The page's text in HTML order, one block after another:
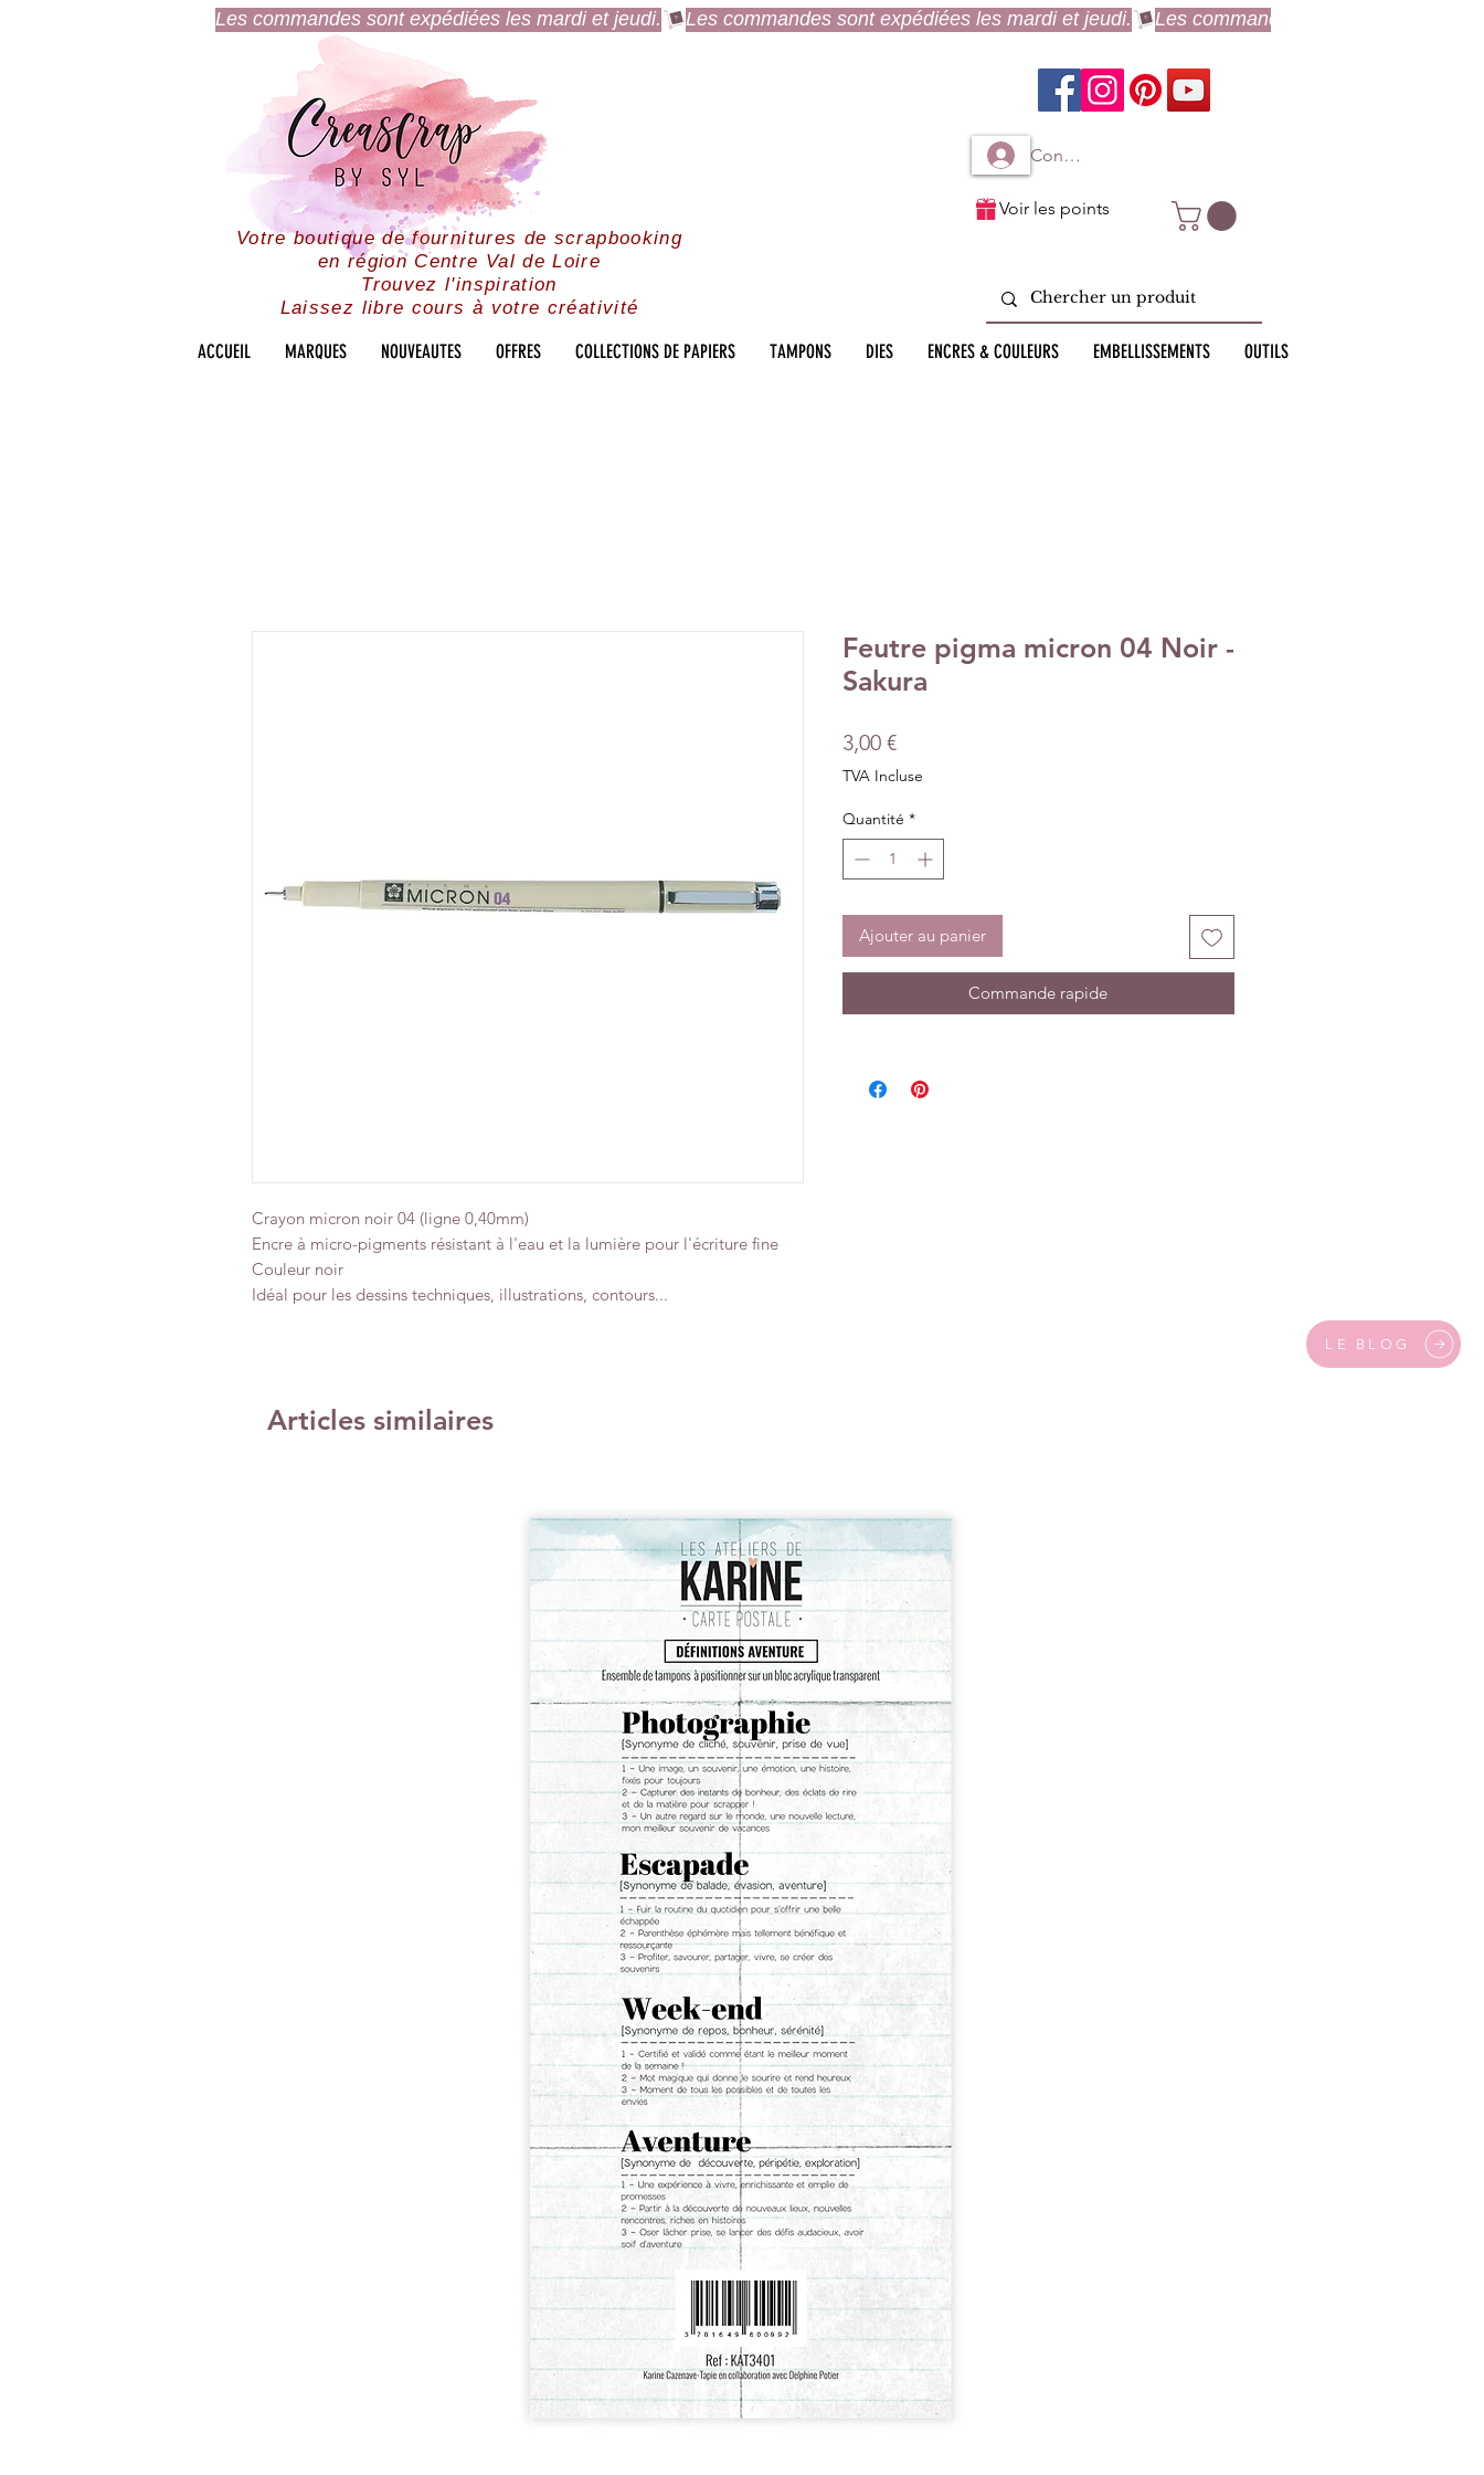
Les commandes sont expédiées les mardi et jeudi.
Votre boutique de fournitures de scrapbooking
en région Centre Val de Loire
Trouvez l'inspiration
Laissez libre cours à votre créativité
Connexion à mon compte
Voir les points
ACCUEIL MARQUES NOUVEAUTES OFFRES COLLECTIONS DE PAPIERS TAMPONS DIES ENCRES & COULEURS EMBELLISSEMENTS OUTILS
LE BLOG
Crayon micron noir 04 (ligne 0,40mm)
Encre à micro-pigments résistant à l'eau et la lumière pour l'écriture fine
Couleur noir
Idéal pour les dessins techniques, illustrations, contours...
Feutre pigma micron 04 Noir -
Sakura
3,00 €Prix
TVA Incluse
Quantité *
Ajouter au panier
Commande rapide
Articles similaires